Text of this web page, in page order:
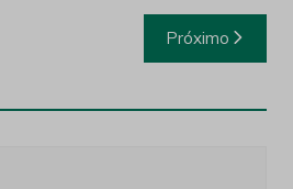
Próximo